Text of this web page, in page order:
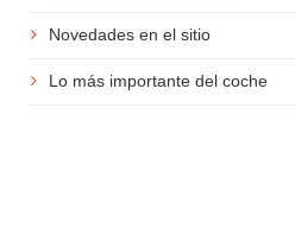
Novedades en el sitio
Lo más importante del coche